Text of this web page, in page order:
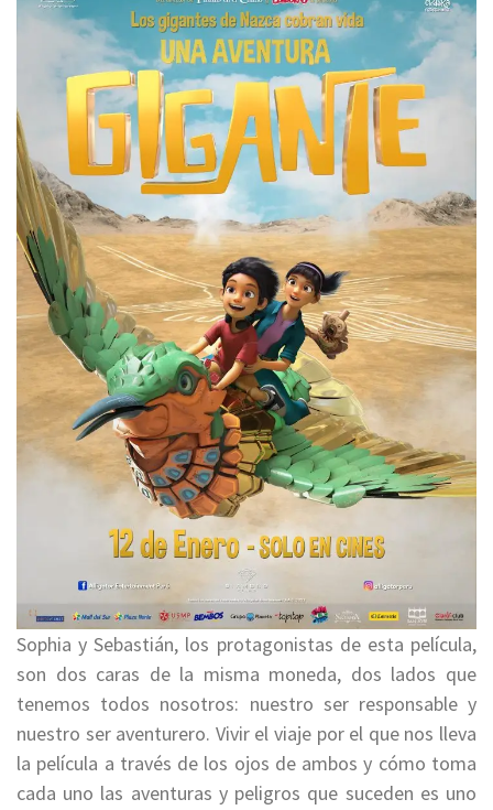
Sophia y Sebastián, los protagonistas de esta película,
son dos caras de la misma moneda, dos lados que
tenemos todos nosotros: nuestro ser responsable y
nuestro ser aventurero. Vivir el viaje por el que nos lleva
la película a través de los ojos de ambos y cómo toma
cada uno las aventuras y peligros que suceden es uno